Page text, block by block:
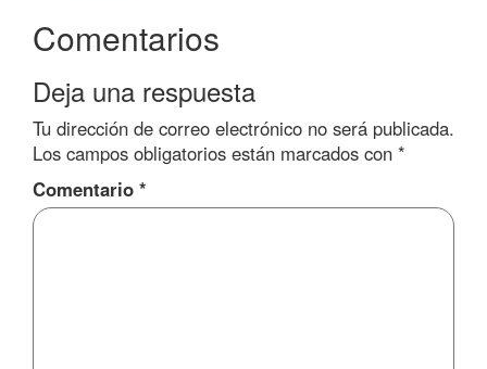
Comentarios
Deja una respuesta
Tu dirección de correo electrónico no será publicada.
Los campos obligatorios están marcados con *
Comentario *